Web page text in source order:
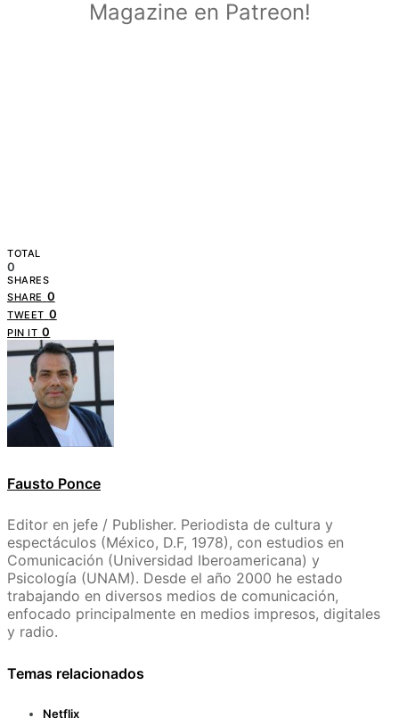
Magazine en Patreon!
TOTAL
0
SHARES
SHARE 0
TWEET 0
PIN IT 0
Fausto Ponce
Editor en jefe / Publisher. Periodista de cultura y
espectáculos (México, D.F, 1978), con estudios en
Comunicación (Universidad Iberoamericana) y
Psicología (UNAM). Desde el año 2000 he estado
trabajando en diversos medios de comunicación,
enfocado principalmente en medios impresos, digitales
y radio.
Temas relacionados
Netflix